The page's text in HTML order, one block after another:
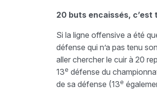
20 buts encaissés, c’est
Si la ligne offensive a été
défense qui n’a pas tenu
aller chercher le cuir à 20
13e défense du
de sa défense (13e